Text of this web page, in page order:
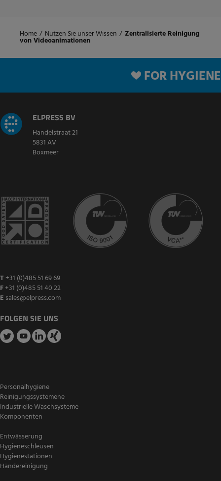
Home / Nutzen Sie unser Wissen / Zentralisierte Reinigung
von Videoanimationen
FOR HYGIENE
ELPRESS BV
Handelstraat 21
5831 AV
Boxmeer
T +31 (0)485 51 69 69
F+31 (0)485 51 40 22
E sales@elpress.com
FOLGEN SIE UNS
Personalhygiene
Reinigungssystemene
Industrielle Waschsysteme
Komponenten
Entwässerung
Hygieneschleusen
Hygienestationen
Händereinigung